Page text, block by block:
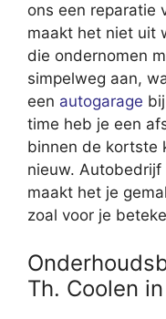
ons een reparatie
maakt het niet uit
die ondernomen
simpelweg aan,
een autogarage
time heb je een
binnen de kortste
nieuw.
maakt het je
zoal voor je
Th. Coolen